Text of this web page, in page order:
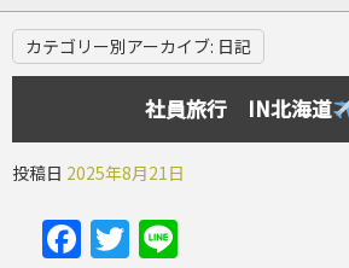
カテゴリー別アーカイブ: 日記
社員旅行 IN北海道
投稿日 2025年8月21日
Facebook
Twitter